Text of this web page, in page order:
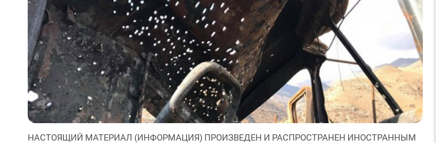
НАСТОЯЩИЙ МАТЕРИАЛ (ИНФОРМАЦИЯ) ПРОИЗВЕДЕН И РАСПРОСТРАНЕН ИНОСТРАННЫМ